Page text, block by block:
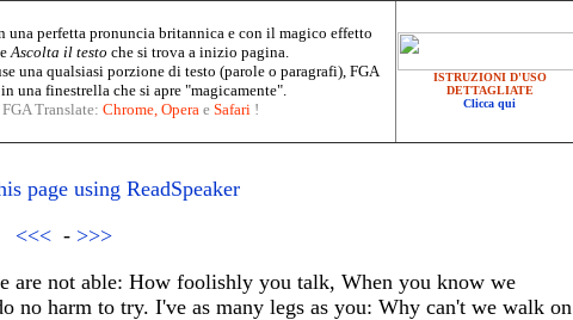
una perfetta pronuncia britannica e con il magico effetto
Ascolta il testo che si trova a inizio pagina.
una qualsiasi porzione di testo (parole o paragrafi), FGA
una finestrella che si apre "magicamente".
Translate: Chrome, Operae Safari !
ISTRUZIONI D'USO
DETTAGLIATE
Clicca qui
<<< - >>>
are not able: How foolishly you talk, When you know we
no harm to try. I've as many legs as you: Why can't we walk on